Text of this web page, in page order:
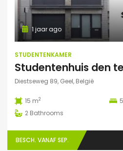
1 jaar ago
STUDENTENKAMER
Studentenhuis den
Diestseweg 89, Geel, België
15 m2 5
2 Bathrooms
BESCH. VANAF SEP.